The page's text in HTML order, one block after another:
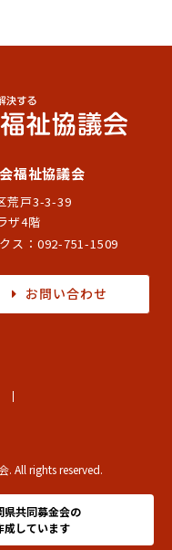
福祉協議会
荒戸3-3-39
ザ4階
ス：092-751-1509
お問い合わせ
All rights reserved.
県共同募金会の
成しています